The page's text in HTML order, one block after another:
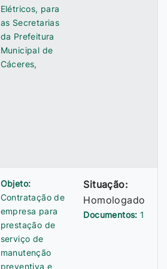
Elétricos, para
as Secretarias
da Prefeitura
Municipal de
Cáceres,
Objeto:
Contratação de
empresa para
prestação de
serviço de
manutenção
preventiva e
Situação:
Homologado
Documentos:1